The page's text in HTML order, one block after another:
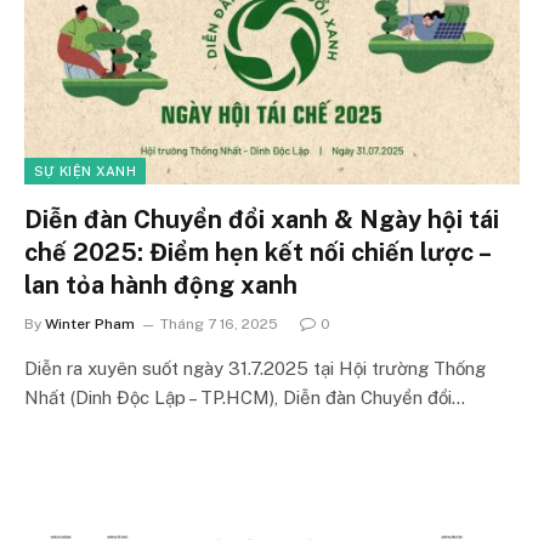
SỰ KIỆN XANH
Diễn đàn Chuyển đổi xanh & Ngày hội tái
chế 2025: Điểm hẹn kết nối chiến lược –
lan tỏa hành động xanh
By Winter Pham Tháng 7 16, 2025 0
Diễn ra xuyên suốt ngày 31.7.2025 tại Hội trường Thống
Nhất (Dinh Độc Lập – TP.HCM), Diễn đàn Chuyển đổi…